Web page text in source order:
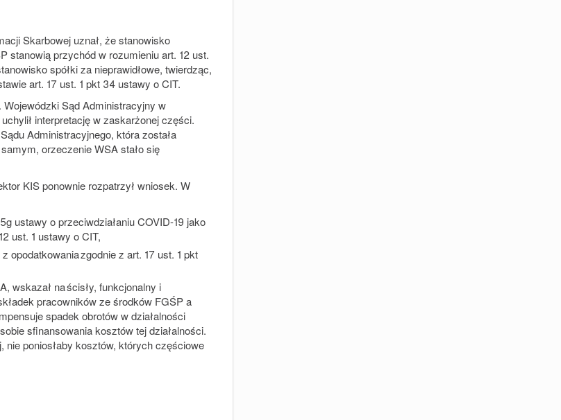
Skarbowej uznał, że stanowisko
stanowią przychód w rozumieniu art. 12 ust.
spółki za nieprawidłowe, twierdząc,
art. 17 ust. 1 pkt 34 ustawy o CIT.
Sąd Administracyjny w
interpretację w zaskarżonej części.
Administracyjnego, która została
orzeczenie WSA stało się
KIS ponownie rozpatrzył wniosek. W
ustawy o przeciwdziałaniu COVID-19 jako
ust. 1 ustawy o CIT,
opodatkowania zgodnie z art. 17 ust. 1 pkt
wskazał na ścisły, funkcjonalny i
pracowników ze środków FGŚP a
spadek obrotów w działalności
sfinansowania kosztów tej działalności.
nie poniosłaby kosztów, których częściowe